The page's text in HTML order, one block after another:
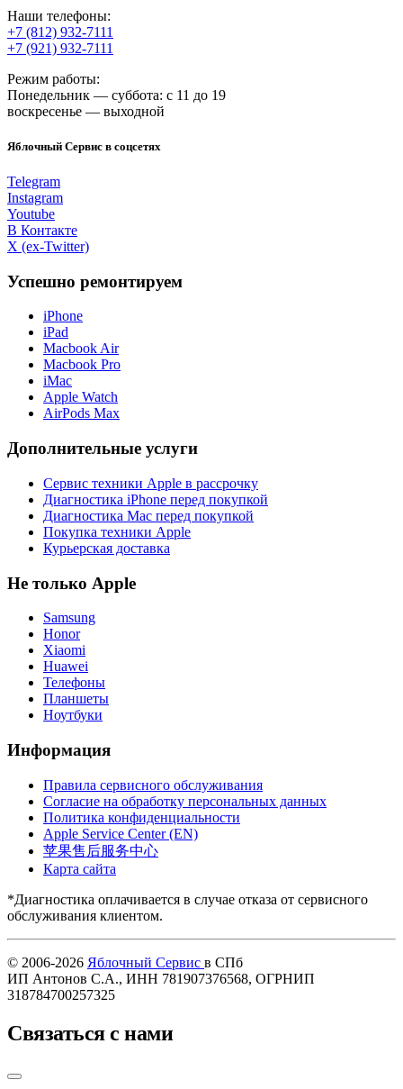
Наши телефоны:
+7 (812) 932-7111
+7 (921) 932-7111
Режим работы:
Понедельник — суббота: с 11 до 19
воскресенье — выходной
Яблочный Сервис в соцсетях
Telegram
Instagram
Youtube
В Контакте
X (ex-Twitter)
Успешно ремонтируем
iPhone
iPad
Macbook Air
Macbook Pro
iMac
Apple Watch
AirPods Max
Дополнительные услуги
Сервис техники Apple в рассрочку
Диагностика iPhone перед покупкой
Диагностика Mac перед покупкой
Покупка техники Apple
Курьерская доставка
Не только Apple
Samsung
Honor
Xiaomi
Huawei
Телефоны
Планшеты
Ноутбуки
Информация
Правила сервисного обслуживания
Согласие на обработку персональных данных
Политика конфиденциальности
Apple Service Center (EN)
苹果售后服务中心
Карта сайта
*Диагностика оплачивается в случае отказа от сервисного
обслуживания клиентом.
© 2006-2026 Яблочный Сервис в СПб
ИП Антонов С.А., ИНН 781907376568, ОГРНИП
318784700257325
Связаться с нами